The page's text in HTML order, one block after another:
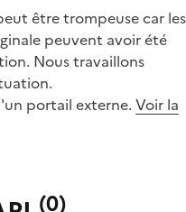
être trompeuse car les
peuvent avoir été
Nous travaillons
portail externe. Voir la
(0)